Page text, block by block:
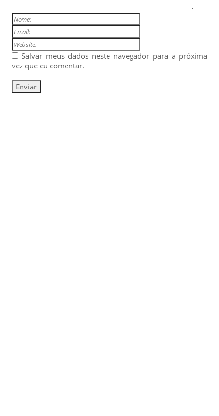
Salvar meus dados neste navegador para a próxima
vez que eu comentar.